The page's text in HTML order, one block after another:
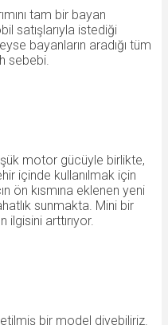
tam bir bayan
satışlarıyla istediği
bayanların aradığı tüm
sebebi.
motor gücüyle birlikte,
içinde kullanılmak için
ön kısmına eklenen yeni
sunmakta. Mini bir
ilgisini arttırıyor.
bir model diyebiliriz.